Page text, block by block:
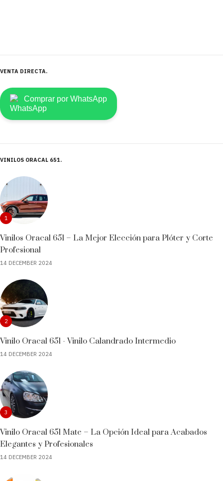
VENTA DIRECTA
Comprar por WhatsApp
VINILOS ORACAL 651
1
Vinilos Oracal 651 – La Mejor Elección para Plóter y Corte
Profesional
14 DECEMBER 2024
2
Vinilo Oracal 651 - Vinilo Calandrado Intermedio
14 DECEMBER 2024
3
Vinilo Oracal 651 Mate – La Opción Ideal para Acabados
Elegantes y Profesionales
14 DECEMBER 2024